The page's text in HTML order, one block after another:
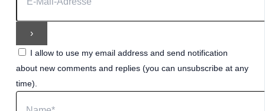
I allow to use my email address and send notification
about new comments and replies (you can unsubscribe at any
time).